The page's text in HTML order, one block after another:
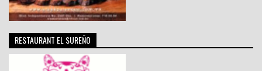
RESTAURANT EL SUREÑO